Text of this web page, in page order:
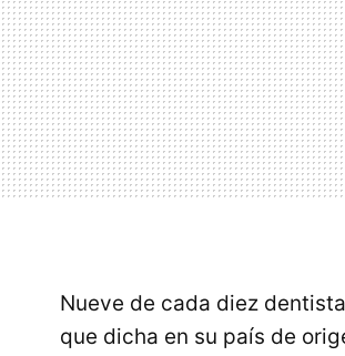
Nueve de cada diez
que dicha en su país de